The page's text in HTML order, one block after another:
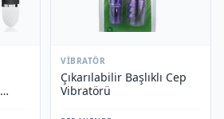
VIBRATÖR
Çıkarılabilir Başlıklı Cep
Vibratörü